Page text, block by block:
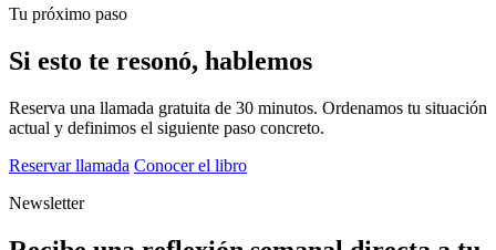
Tu próximo paso
Si esto te resonó, hablemos
Reserva una llamada gratuita de 30 minutos. Ordenamos tu situación
actual y definimos el siguiente paso concreto.
Reservar llamada Conocer el libro
Newsletter